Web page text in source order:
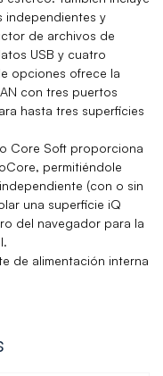
independientes y
de archivos de
USB y cuatro
opciones ofrece la
con tres puertos
hasta tres superficies
Core Soft proporciona
permitiéndole
(con o sin
una superficie iQ
del navegador para la
de alimentación interna